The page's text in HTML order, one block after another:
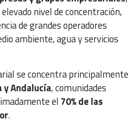
nivel de concentración,
de grandes operadores
ambiente, agua y servicios
se concentra principalmente
y Andalucía, comunidades
el 70% de las
.